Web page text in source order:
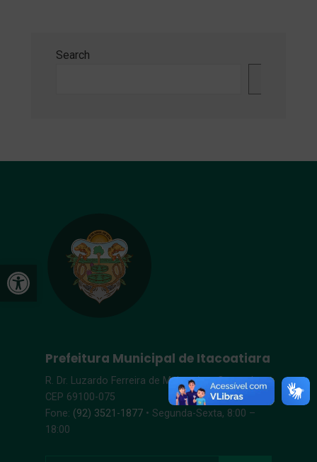
Open toolbar
Search
Prefeitura Municipal de Itacoatiara
R. Dr. Luzardo Ferreira de Melo, s/n – Centro |
CEP 69100-075
Fone: (92) 3521-1877 • Segunda-Sexta, 8:00 –
18:00